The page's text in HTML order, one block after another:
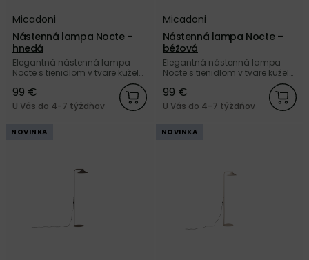
Micadoni
Nástenná lampa Nocte –
hnedá
Elegantná nástenná lampa
Nocte s tienidlom v tvare kužela,
z kvalitného matne lakovaného
kovu hnedej farby od značky
Micadoni.
99 €
U Vás do 4-7 týždňov
Micadoni
Nástenná lampa Nocte –
béžová
Elegantná nástenná lampa
Nocte s tienidlom v tvare kužela,
z kvalitného matne lakovaného
kovu béžovej farby od značky
Micadoni.
99 €
U Vás do 4-7 týždňov
NOVINKA NOVINKA